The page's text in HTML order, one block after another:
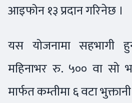
आइफोन १३ प्रदान गरिनेछ ।
यस योजनामा सहभागी
महिनाभर रु. ५०० वा सो
मार्फत कम्तीमा ६ वटा